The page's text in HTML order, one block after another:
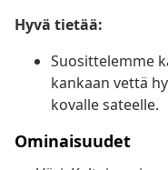
Hyvä tietää:
Suosittelemme
kankaan vettä
kovalle sateelle.
Ominaisuudet